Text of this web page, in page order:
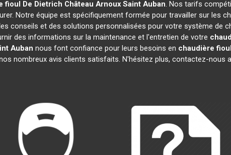
fioul De Dietrich Château Arnoux Saint Auban. Nos tarifs
Notre équipe est spécifiquement formée pour travailler sur les
conseils et des solutions personnalisées pour votre système de
des informations sur la maintenance et l'entretien de votre
Auban nous font confiance pour leurs besoins en chaudière
nombreux avis clients satisfaits. N'hésitez plus, contactez-nous